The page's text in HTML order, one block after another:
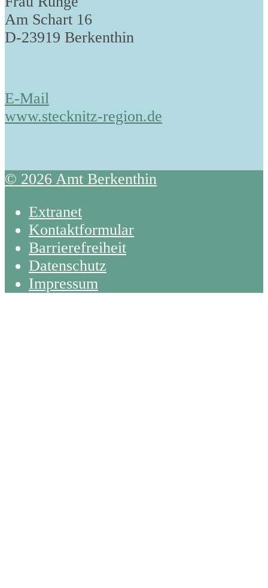
Am Schart 16
D-23919 Berkenthin
E-Mail
www.stecknitz-region.de
© 2026 Amt Berkenthin
Extranet
Kontaktformular
Barrierefreiheit
Datenschutz
Impressum